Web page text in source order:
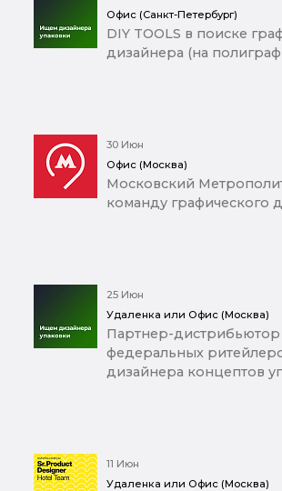
Офис (Санкт-Петербург)
DIY TOOLS в поиске
дизайнера (на
30 Июн
Офис (Москва)
Московский
команду графического
25 Июн
Удаленка или Офис (Москва)
Партнер-дистрибьютор
федеральных
дизайнера концептов
11 Июн
Удаленка или Офис (Москва)